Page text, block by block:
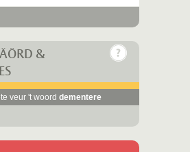
&
veur 't woord dementere